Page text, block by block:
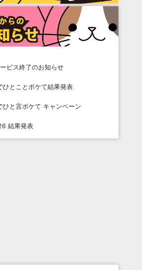
ビス終了のお知らせ
ひとことボケて結果発表
ひと言ボケて キャンペーン
結果発表